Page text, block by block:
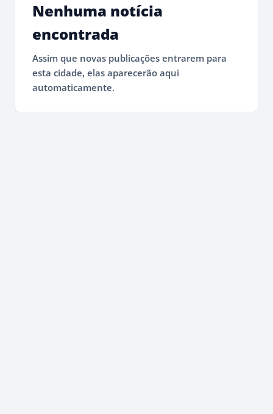
Nenhuma notícia
encontrada
Assim que novas publicações entrarem para
esta cidade, elas aparecerão aqui
automaticamente.